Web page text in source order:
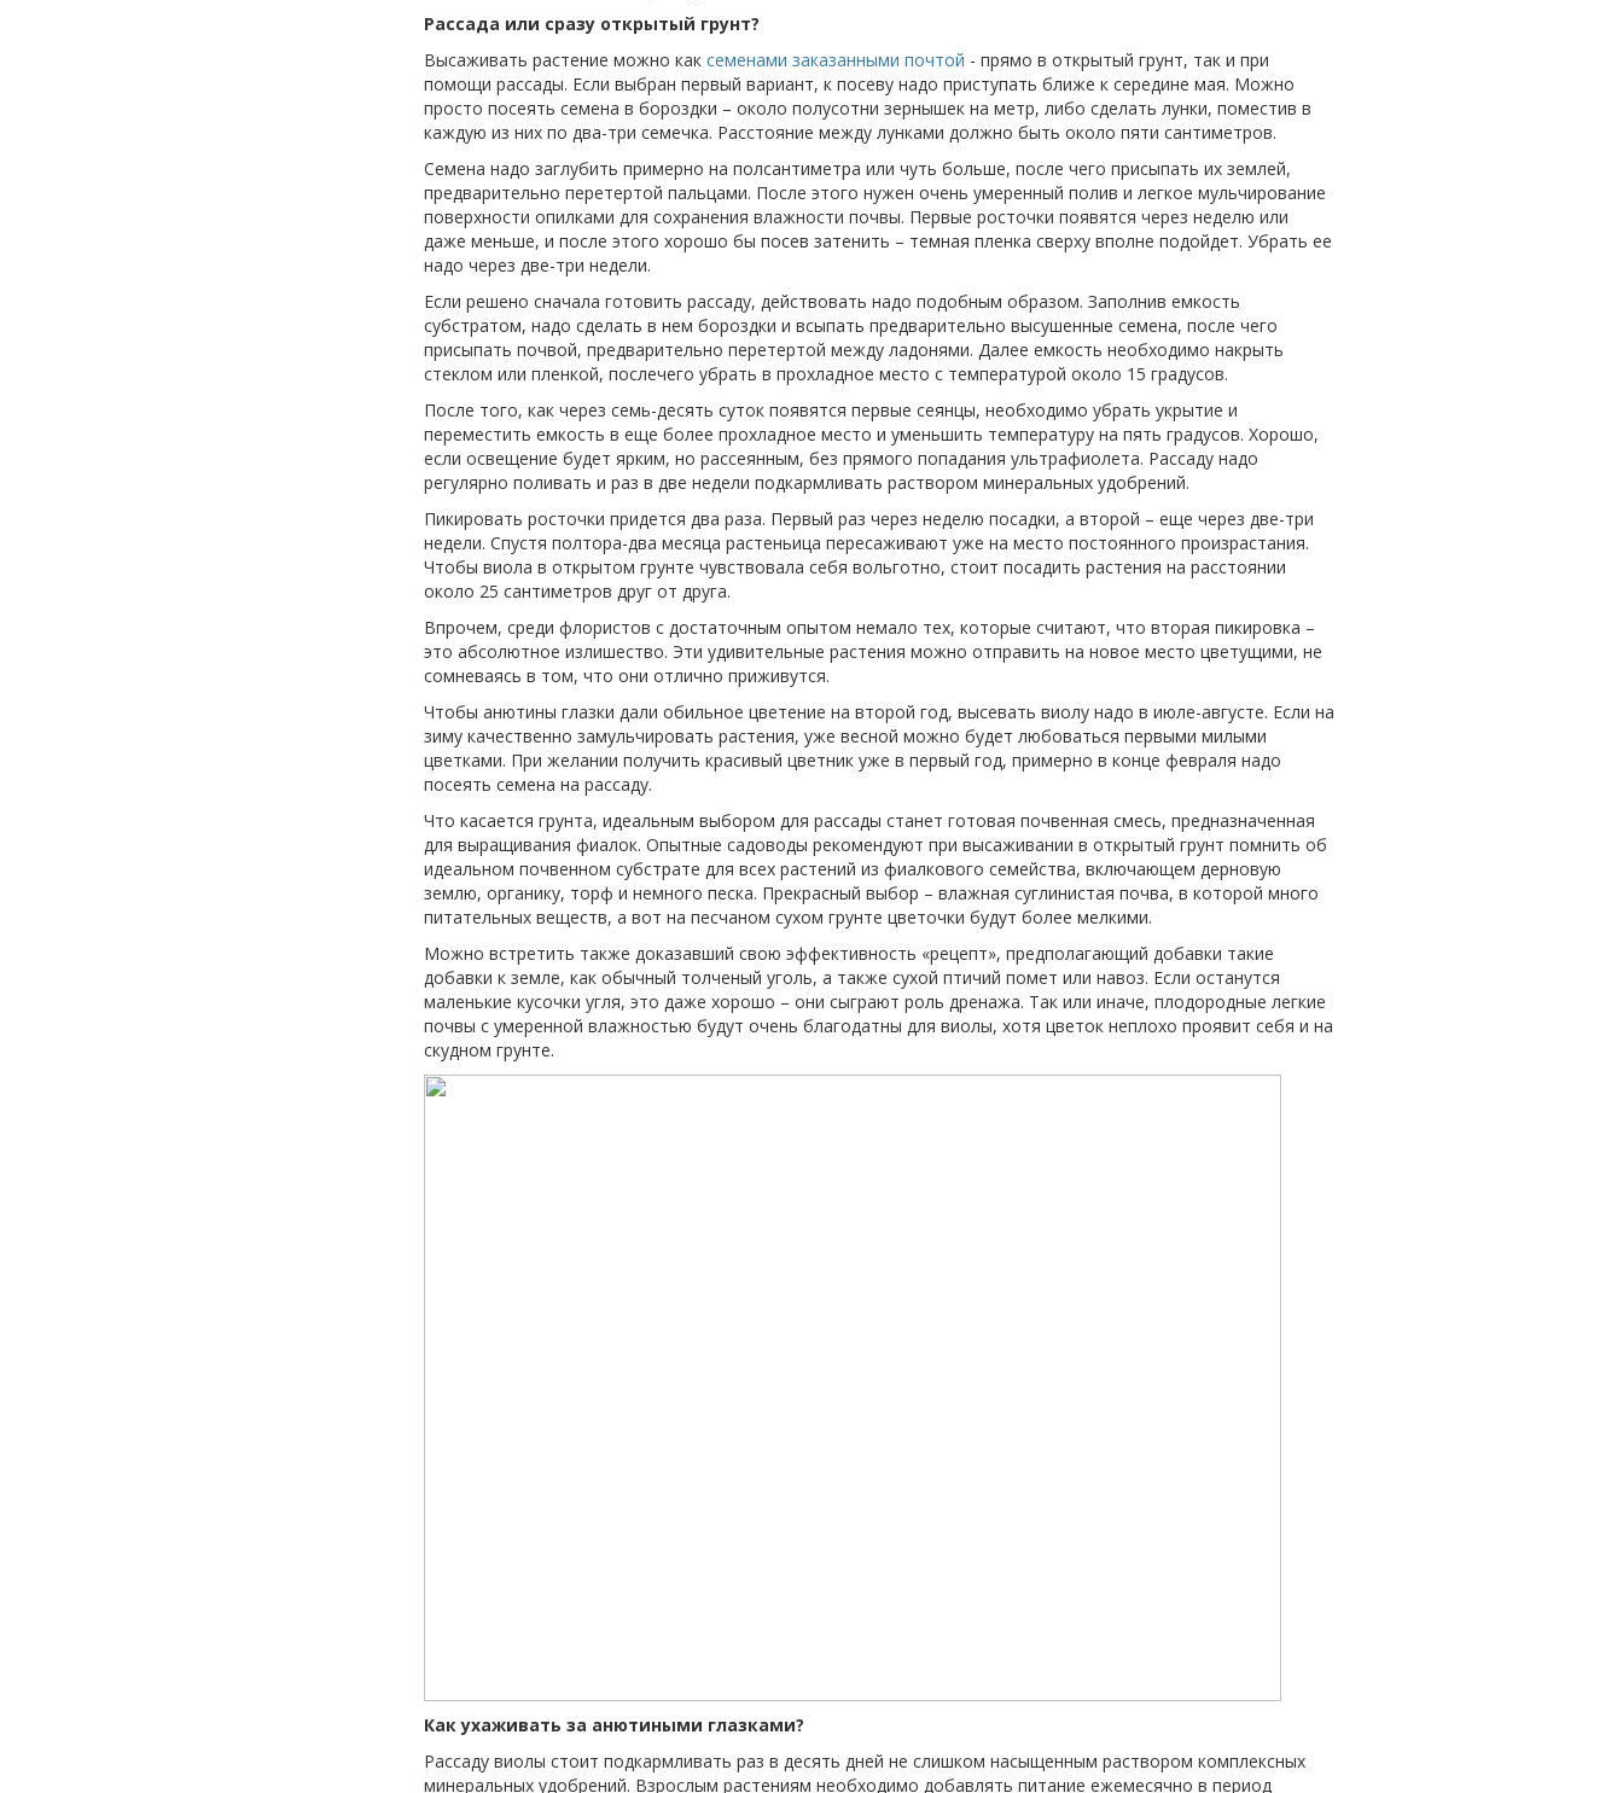
Рассада или сразу открытый грунт?
Высаживать растение можно как семенами заказанными почтой - прямо в открытый грунт, так и при
помощи рассады. Если выбран первый вариант, к посеву надо приступать ближе к середине мая. Можно
просто посеять семена в бороздки – около полусотни зернышек на метр, либо сделать лунки, поместив в
каждую из них по два-три семечка. Расстояние между лунками должно быть около пяти сантиметров.
Семена надо заглубить примерно на полсантиметра или чуть больше, после чего присыпать их землей,
предварительно перетертой пальцами. После этого нужен очень умеренный полив и легкое мульчирование
поверхности опилками для сохранения влажности почвы. Первые росточки появятся через неделю или
даже меньше, и после этого хорошо бы посев затенить – темная пленка сверху вполне подойдет. Убрать ее
надо через две-три недели.
Если решено сначала готовить рассаду, действовать надо подобным образом. Заполнив емкость
субстратом, надо сделать в нем бороздки и всыпать предварительно высушенные семена, после чего
присыпать почвой, предварительно перетертой между ладонями. Далее емкость необходимо накрыть
стеклом или пленкой, послечего убрать в прохладное место с температурой около 15 градусов.
После того, как через семь-десять суток появятся первые сеянцы, необходимо убрать укрытие и
переместить емкость в еще более прохладное место и уменьшить температуру на пять градусов. Хорошо,
если освещение будет ярким, но рассеянным, без прямого попадания ультрафиолета. Рассаду надо
регулярно поливать и раз в две недели подкармливать раствором минеральных удобрений.
Пикировать росточки придется два раза. Первый раз через неделю посадки, а второй – еще через две-три
недели. Спустя полтора-два месяца растеньица пересаживают уже на место постоянного произрастания.
Чтобы виола в открытом грунте чувствовала себя вольготно, стоит посадить растения на расстоянии
около 25 сантиметров друг от друга.
Впрочем, среди флористов с достаточным опытом немало тех, которые считают, что вторая пикировка –
это абсолютное излишество. Эти удивительные растения можно отправить на новое место цветущими, не
сомневаясь в том, что они отлично приживутся.
Чтобы анютины глазки дали обильное цветение на второй год, высевать виолу надо в июле-августе. Если на
зиму качественно замульчировать растения, уже весной можно будет любоваться первыми милыми
цветками. При желании получить красивый цветник уже в первый год, примерно в конце февраля надо
посеять семена на рассаду.
Что касается грунта, идеальным выбором для рассады станет готовая почвенная смесь, предназначенная
для выращивания фиалок. Опытные садоводы рекомендуют при высаживании в открытый грунт помнить об
идеальном почвенном субстрате для всех растений из фиалкового семейства, включающем дерновую
землю, органику, торф и немного песка. Прекрасный выбор – влажная суглинистая почва, в которой много
питательных веществ, а вот на песчаном сухом грунте цветочки будут более мелкими.
Можно встретить также доказавший свою эффективность «рецепт», предполагающий добавки такие
добавки к земле, как обычный толченый уголь, а также сухой птичий помет или навоз. Если останутся
маленькие кусочки угля, это даже хорошо – они сыграют роль дренажа. Так или иначе, плодородные легкие
почвы с умеренной влажностью будут очень благодатны для виолы, хотя цветок неплохо проявит себя и на
скудном грунте.
Как ухаживать за анютиными глазками?
Рассаду виолы стоит подкармливать раз в десять дней не слишком насыщенным раствором комплексных
минеральных удобрений. Взрослым растениям необходимо добавлять питание ежемесячно в период